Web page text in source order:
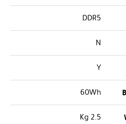
DDR5
N
Y
60Wh
2.5 Kg